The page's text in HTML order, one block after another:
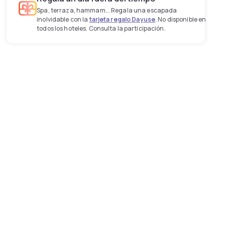
Spa, terraza, hammam... Regala una escapada
inolvidable con latarjeta regalo Dayuse. No disponible en
todos los hoteles. Consulta la participación.